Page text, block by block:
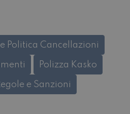
Politica Cancellazioni
Polizza Kasko
e Sanzioni